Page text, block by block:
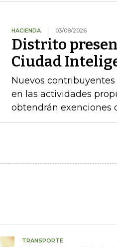
HACIENDA 03/08/2026
Distrito
Ciudad
Nuevos
en las actividades
obtendrán exenciones
TRANSPORTE